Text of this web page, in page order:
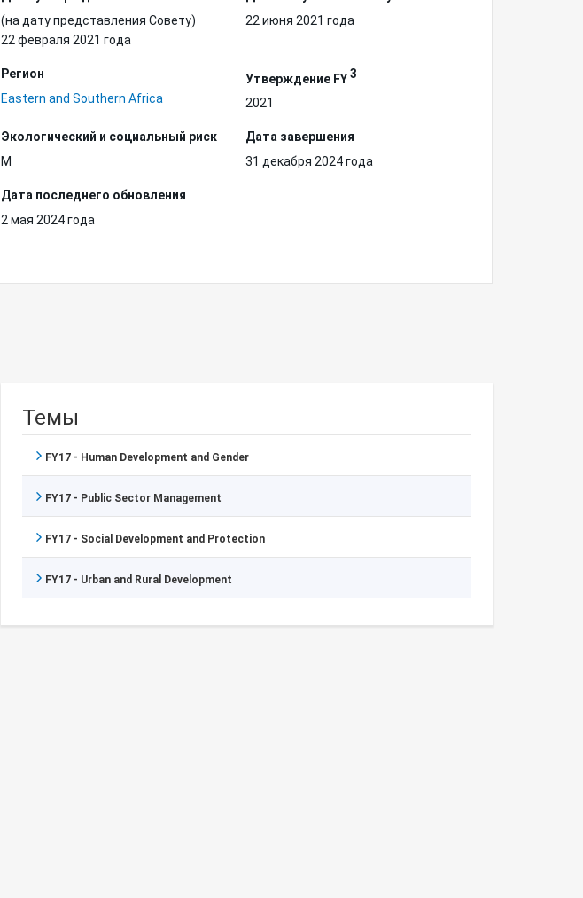
(на дату представления Совету)
22 февраля 2021 года
22 июня 2021 года
Регион
Eastern and Southern Africa
Утверждение FY3
2021
Экологический и социальный риск
M
Дата завершения
31 декабря 2024 года
Дата последнего обновления
2 мая 2024 года
Темы
FY17 - Human Development and Gender
FY17 - Public Sector Management
FY17 - Social Development and Protection
FY17 - Urban and Rural Development